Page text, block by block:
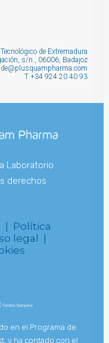
de Extremadura
s/n., 06006, Badajoz
T +34 924 20 40 93
Laboratorio
derechos
| Política
legal |
en el Programa de
y ha contado con el